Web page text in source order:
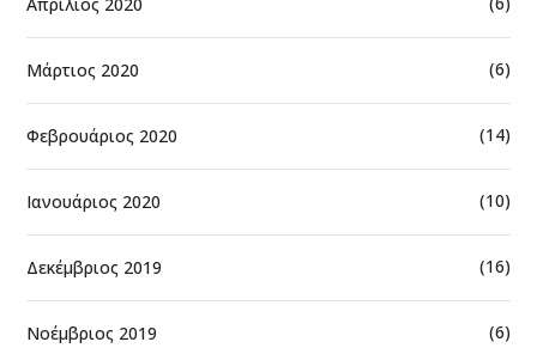
Μάρτιος 2020 (6)
Φεβρουάριος 2020 (14)
Ιανουάριος 2020 (10)
Δεκέμβριος 2019 (16)
Νοέμβριος 2019 (6)